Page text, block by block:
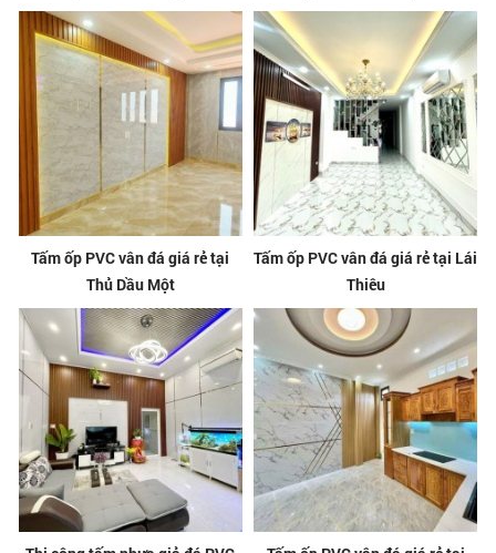
Tấm ốp PVC vân đá giá rẻ tại
Thủ Dầu Một
Tấm ốp PVC vân đá giá rẻ tại Lái
Thiêu